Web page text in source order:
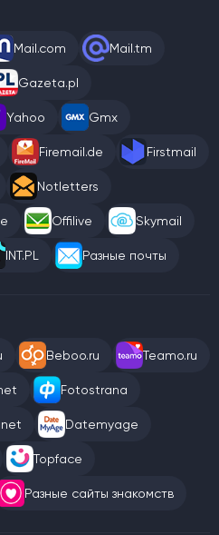
Mail.com Mail.tm
Gazeta.pl
Yahoo Gmx
Firemail.de Firstmail
Notletters
Offilive Skymail
INT.PL Разные почты
Beboo.ru Teamo.ru
Fotostrana
Datemyage
Topface
Разные сайты знакомств